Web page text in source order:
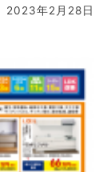
2023年2月28日